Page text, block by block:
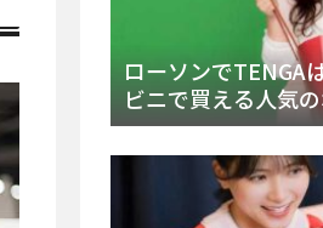
ローソンでTENGA
ビニで買える人気
とエッグの取り扱
を徹底解説！